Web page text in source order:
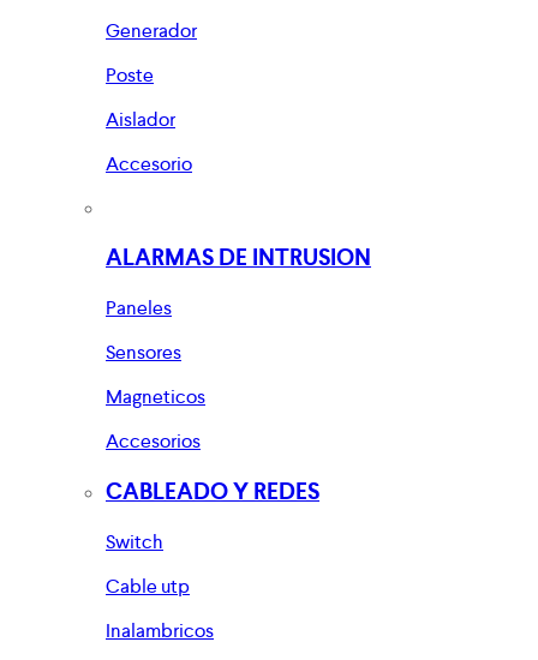
Generador
Poste
Aislador
Accesorio
ALARMAS DE INTRUSION
Paneles
Sensores
Magneticos
Accesorios
CABLEADO Y REDES
Switch
Cable utp
Inalambricos